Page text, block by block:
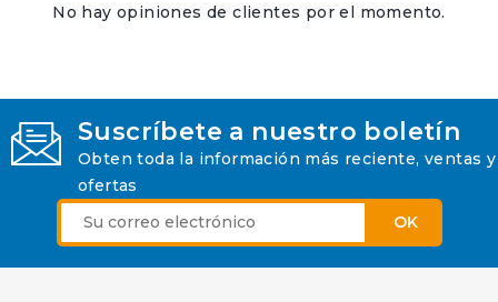
No hay opiniones de clientes por el momento.
Suscríbete a nuestro boletín
Obten toda la información más reciente, ventas y
ofertas